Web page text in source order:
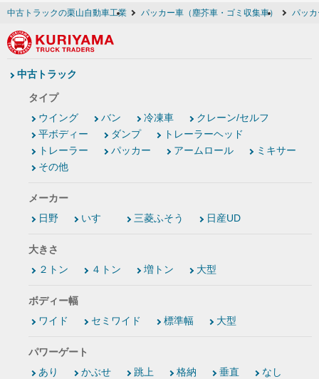
中古トラックの栗山自動車工業 パッカー車（塵芥車・ゴミ収集車） パッ
中古トラック
タイプ
ウイング
バン 冷凍車
クレーン/セルフ
平ボディー
ダンプ
トレーラーヘッド
トレーラー
パッカー アームロール
ミキサー
その他
メーカー
日野
いすゞ 三菱ふそう 日産UD
大きさ
２トン
４トン 増トン 大型
ボディー幅
ワイド
セミワイド 標準幅 大型
パワーゲート
あり
かぶせ 跳上 格納 垂直 なし